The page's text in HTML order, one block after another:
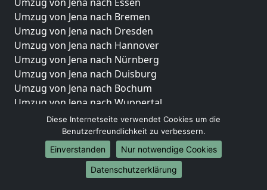
Umzug von Jena nach Bremen
Umzug von Jena nach Dresden
Umzug von Jena nach Hannover
Umzug von Jena nach Nürnberg
Umzug von Jena nach Duisburg
Umzug von Jena nach Bochum
Umzug von Jena nach Wuppertal
Umzug von Jena nach Bielefeld
Umzug von Jena nach Bonn
Umzug von Jena nach Münster
Internationale-Umzüge
Diese Internetseite verwendet Cookies um die
Benutzerfreundlichkeit zu verbessern.
Einverstanden
Nur notwendige Cookies
Datenschutzerklärung